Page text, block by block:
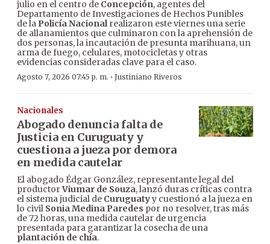
julio en el centro de Concepción, agentes del
Departamento de Investigaciones de Hechos Punibles
de la Policía Nacionalrealizaron este viernes una serie
de allanamientos que culminaron con la aprehensión de
dos personas, la incautación de presunta marihuana, un
arma de fuego, celulares, motocicletas y otras
evidencias consideradas clave para el caso.
Agosto 7, 2026 07:45 p. m. · Justiniano Riveros
Nacionales
Abogado denuncia falta de
Justicia en Curuguaty y
cuestiona a jueza por demora
en medida cautelar
El abogado Édgar González, representante legal del
productorViumar de Souza, lanzó duras críticas contra
el sistema judicial de Curuguatyy cuestionó a la jueza en
lo civil Sonia Medina Paredes por no resolver, tras más
de 72 horas, una medida cautelar de urgencia
presentada para garantizar la cosecha de una
plantación de chía.